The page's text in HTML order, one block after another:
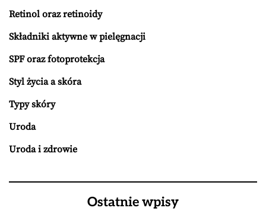
Retinol oraz retinoidy
Składniki aktywne w pielęgnacji
SPF oraz fotoprotekcja
Styl życia a skóra
Typy skóry
Uroda
Uroda i zdrowie
Ostatnie wpisy